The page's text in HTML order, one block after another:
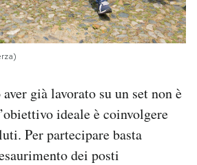
già lavorato su un set non è
ideale è coinvolgere
Per partecipare basta
dei posti